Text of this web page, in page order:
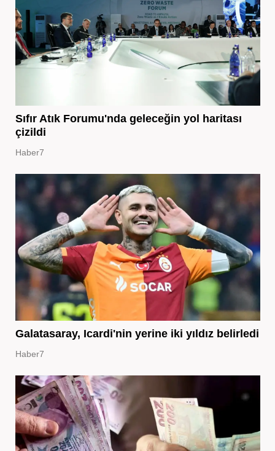
Sıfır Atık Forumu'nda geleceğin yol haritası
çizildi
Haber7
Galatasaray, Icardi'nin yerine iki yıldız belirledi
Haber7